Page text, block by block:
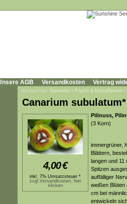
AGB Versandkosten Vertrag
Sie sind hier: Startseite » Frucht & Nutzpflanzen
Canarium subulatum*
4,00€
inkl. 7% Umsatzsteuer *
zzgl.Versandkosten, hier
klicken
Pilinuss,
(3 Korn)
immergrüner,
Blättern,
langen und 11
Spitzen
auffälliger
weißen Blüten
cm bei
entwickeln